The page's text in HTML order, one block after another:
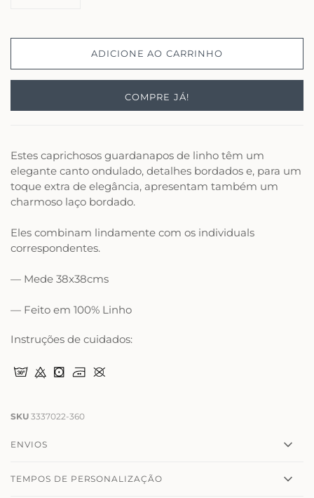
ADICIONE AO CARRINHO
COMPRE JÁ!
Estes caprichosos guardanapos de linho têm um
elegante canto ondulado, detalhes bordados e, para um
toque extra de elegância, apresentam também um
charmoso laço bordado.
Eles combinam lindamente com os individuals
correspondentes.
— Mede 38x38cms
— Feito em 100% Linho
Instruções de cuidados:
SKU 3337022-360
ENVIOS
TEMPOS DE PERSONALIZAÇÃO